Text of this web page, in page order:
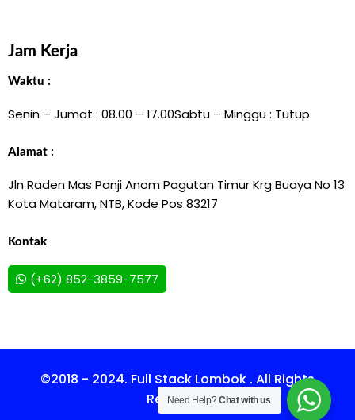
Jam Kerja
Waktu :
Senin – Jumat : 08.00 – 17.00Sabtu – Minggu : Tutup
Alamat :
Jln Raden Mas Panji Anom Pagutan Timur Krg Buaya No 13
Kota Mataram, NTB, Kode Pos 83217
Kontak
(+62) 852-3859-7577
©2018 - 2024. Full Stack Lombok . All Rights
Reserved.
Need Help?Chat with us